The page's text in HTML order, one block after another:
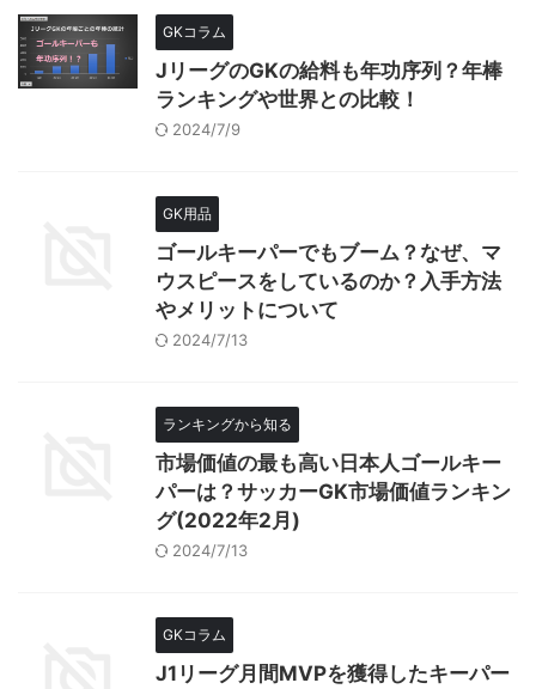
GKコラム
JリーグのGKの給料も年功序列？年棒
ランキングや世界との比較！
2024/7/9
GK用品
ゴールキーパーでもブーム？なぜ、マ
ウスピースをしているのか？入手方法
やメリットについて
2024/7/13
ランキングから知る
市場価値の最も高い日本人ゴールキー
パーは？サッカーGK市場価値ランキン
グ(2022年2月)
2024/7/13
GKコラム
J1リーグ月間MVPを獲得したキーパー